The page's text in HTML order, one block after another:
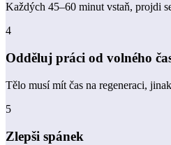
Každých 45–60 minut vstaň, projdi
4
Odděluj práci od volného
Tělo musí mít čas na regeneraci,
5
Zlepši spánek